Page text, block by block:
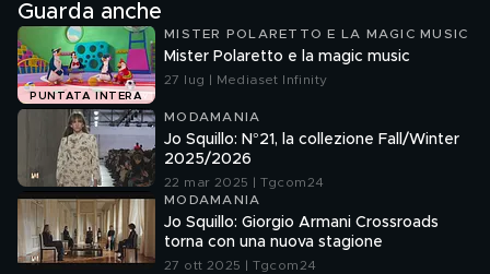
Guarda anche
PUNTATA INTERA
MISTER POLARETTO E LA MAGIC MUSIC
Mister Polaretto e la magic music
27 lug | Mediaset Infinity
MODAMANIA
Jo Squillo: N°21, la collezione Fall/Winter
2025/2026
22 mar 2025 | Tgcom24
MODAMANIA
Jo Squillo: Giorgio Armani Crossroads
torna con una nuova stagione
27 ott 2025 | Tgcom24